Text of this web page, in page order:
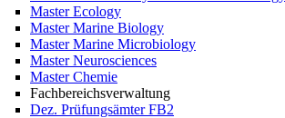
Master Ecology
Master Marine Biology
Master Marine Microbiology
Master Neurosciences
Master Chemie
Fachbereichsverwaltung
Dez. Prüfungsämter FB2